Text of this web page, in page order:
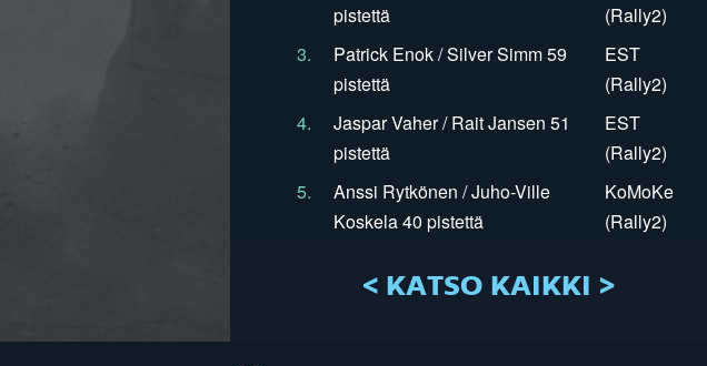
pistettä
(Rally2)
3.
Patrick Enok / Silver Simm 59
pistettä
EST
(Rally2)
4.
Jaspar Vaher / Rait Jansen 51
pistettä
EST
(Rally2)
5.
Anssi Rytkönen / Juho-Ville
Koskela 40 pistettä
KoMoKe
(Rally2)
< KATSO KAIKKI >